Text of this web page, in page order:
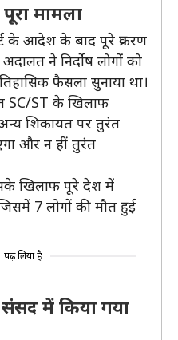
मामला
के आदेश के बाद पूरे प्रकरण
ने निर्दोष लोगों को
फैसला सुनाया था।
SC/ST के खिलाफ
शिकायत पर तुरंत
और न हीं तुरंत
खिलाफ पूरे देश में
7 लोगों की मौत हुई
पढ़ लिया है
में किया गया